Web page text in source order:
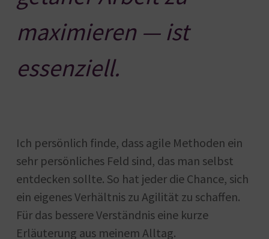
maximieren — ist
essenziell.
Ich persönlich finde, dass agile Methoden ein
sehr persönliches Feld sind, das man selbst
entdecken sollte. So hat jeder die Chance, sich
ein eigenes Verhältnis zu Agilität zu schaffen.
Für das bessere Verständnis eine kurze
Erläuterung aus meinem Alltag.